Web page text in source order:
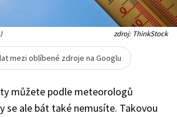
zdroj: ThinkStock
mezi oblíbené zdroje na Googlu
můžete podle meteorologů
se ale bát také nemusíte. Takovou